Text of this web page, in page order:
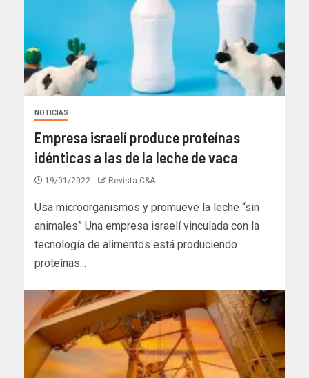
NOTICIAS
Empresa israelí produce proteínas
idénticas a las de la leche de vaca
19/01/2022 Revista C&A
Usa microorganismos y promueve la leche “sin
animales” Una empresa israelí vinculada con la
tecnología de alimentos está produciendo
proteínas...